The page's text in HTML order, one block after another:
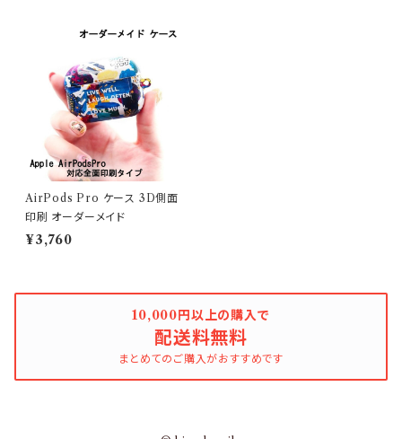
AirPods Pro ケース 3D側面
印刷 オーダーメイド
¥3,760
10,000円以上の購入で
配送料無料
まとめてのご購入がおすすめです